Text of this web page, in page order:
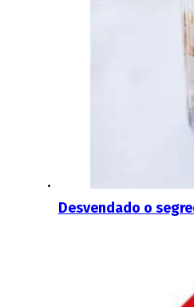
Desvendado o